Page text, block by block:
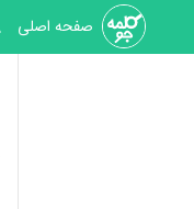
صفحه اصلی